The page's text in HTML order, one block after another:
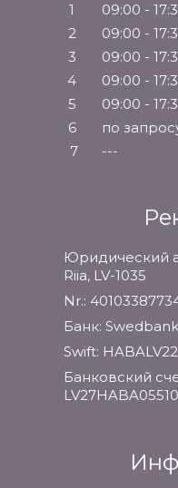
1
09:00 -
2
09:00 -
3
09:00 -
4
09:00 -
5
09:00 -
6
по
7
---
Юридический
Riia, LV-1035
Nr.:
Банк:
Swift: HABALV22
Банковский